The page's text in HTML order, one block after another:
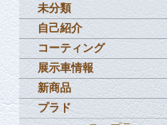
未分類
自己紹介
コーティング
展示車情報
新商品
プラド